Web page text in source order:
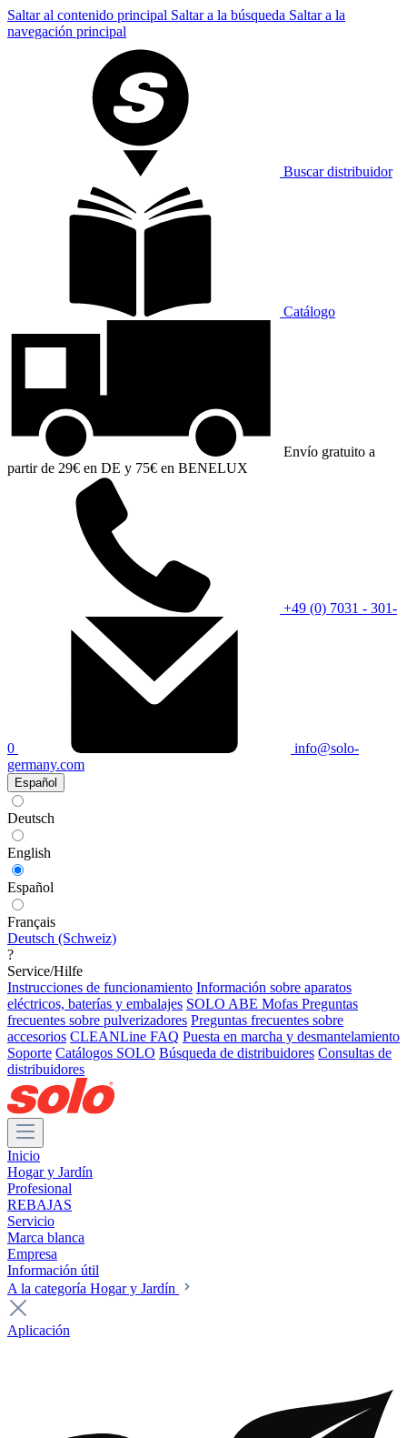
Saltar al contenido principal Saltar a la búsqueda Saltar a la
navegación principal
Buscar distribuidor
Catálogo
Envío gratuito a
partir de 29€ en DE y 75€ en BENELUX
+49 (0) 7031 - 301-
0
info@solo-
germany.com
Español
Deutsch
English
Español
Français
Deutsch (Schweiz)
?
Service/Hilfe
Instrucciones de funcionamiento Información sobre aparatos
eléctricos, baterías y embalajes SOLO ABE Mofas Preguntas
frecuentes sobre pulverizadores Preguntas frecuentes sobre
accesorios CLEANLine FAQ Puesta en marcha y desmantelamiento
Soporte Catálogos SOLO Búsqueda de distribuidores Consultas de
distribuidores
Inicio
Hogar y Jardín
Profesional
REBAJAS
Servicio
Marca blanca
Empresa
Información útil
A la categoría Hogar y Jardín
Aplicación